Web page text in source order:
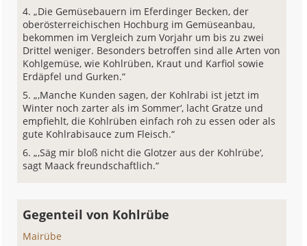
„Die Gemüsebauern im Eferdinger Becken, der
oberösterreichischen Hochburg im Gemüseanbau,
bekommen im Vergleich zum Vorjahr um bis zu zwei
Drittel weniger. Besonders betroffen sind alle Arten von
Kohlgemüse, wie Kohlrüben, Kraut und Karfiol sowie
Erdäpfel und Gurken.“
„‚Manche Kunden sagen, der Kohlrabi ist jetzt im
Winter noch zarter als im Sommer‘, lacht Gratze und
empfiehlt, die Kohlrüben einfach roh zu essen oder als
gute Kohlrabisauce zum Fleisch.“
„‚Säg mir bloß nicht die Glotzer aus der Kohlrübe‘,
sagt Maack freundschaftlich.“
Gegenteil von Kohlrübe
Mairübe